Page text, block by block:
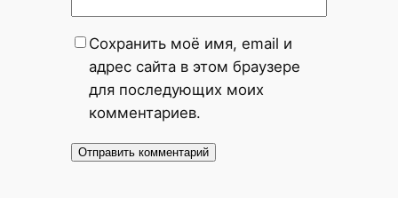
Сохранить моё имя, email и
адрес сайта в этом браузере
для последующих моих
комментариев.